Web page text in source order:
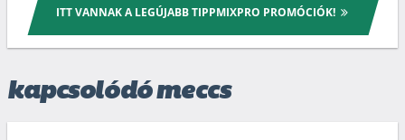
ITT VANNAK A LEGÚJABB TIPPMIXPRO PROMÓCIÓK!
kapcsolódó meccs